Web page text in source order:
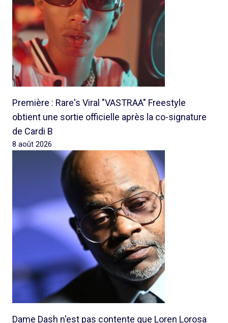
Première : Rare's Viral "VASTRAA" Freestyle
obtient une sortie officielle après la co-signature
de Cardi B
8 août 2026
Dame Dash n'est pas contente que Loren Lorosa